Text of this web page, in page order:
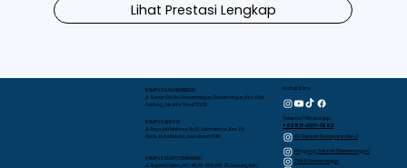
Lihat Prestasi Lengkap
KAMPUS RAWAMANGUN
Jl. Sunan Giri No.1 Rawamangun, Rawamangun, Kec. Pulo
Gadung, Jakarta Timur 13220
KAMPUS BEKASI
Jl. Raya Jati Makmur No.10, Jatimakmur, Kec. Pd.
Gede, Kota Bekasi, Jawa Barat 17413
KAMPUS KEBAYORAN BARU
JL. Bujana Dalam, NO. 48, RT. 009, RW. 01, Gunung, Kec.
Kontak Kami
Telepon/WhatsApp
+62 817-0337-1952
RA Sakinah (Kebayoran Baru)
Playgroup Sakinah (Rawamangun)
TKIA 13 Rawamangun